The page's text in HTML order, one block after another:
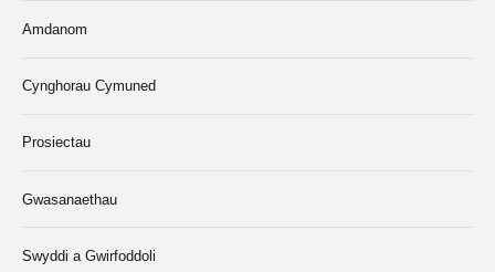
Amdanom
Cynghorau Cymuned
Prosiectau
Gwasanaethau
Swyddi a Gwirfoddoli